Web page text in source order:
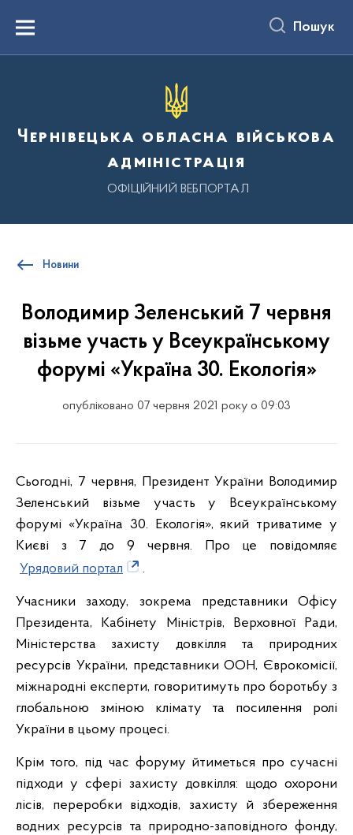
вмістуMenu Пошук
Чернівецька обласна військова
адміністрація
ОФІЦІЙНИЙ ВЕБПОРТАЛ
Новини
Володимир Зеленський 7 червня
візьме участь у Всеукраїнському
форумі «Україна 30. Екологія»
опубліковано 07 червня 2021 року о 09:03
Сьогодні, 7 червня, Президент України Володимир
Зеленський візьме участь у Всеукраїнському
форумі «Україна 30. Екологія», який триватиме у
Києві з 7 до 9 червня. Про це повідомляє
Урядовий портал
.
Учасники заходу, зокрема представники Офісу
Президента, Кабінету Міністрів, Верховної Ради,
Міністерства захисту довкілля та природних
ресурсів України, представники ООН, Єврокомісії,
міжнародні експерти, говоритимуть про боротьбу з
глобальною зміною клімату та посилення ролі
України в цьому процесі.
Крім того, під час форуму йтиметься про сучасні
підходи у сфері захисту довкілля: щодо охорони
лісів, переробки відходів, захисту й збереження
водних ресурсів та природно-заповідного фонду,